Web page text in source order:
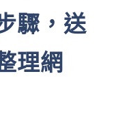
驟，送
理網